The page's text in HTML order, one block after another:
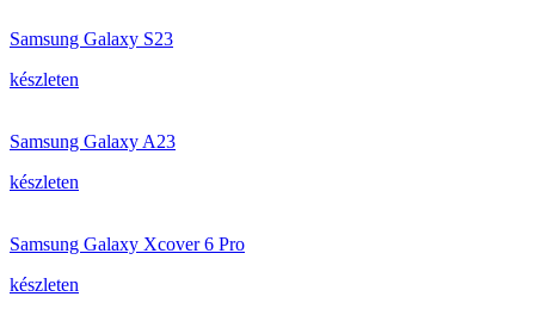
Samsung Galaxy S23
készleten
Samsung Galaxy A23
készleten
Samsung Galaxy Xcover 6 Pro
készleten